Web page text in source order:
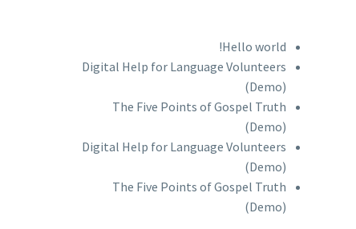
Hello world!
Digital Help for Language Volunteers
(Demo)
The Five Points of Gospel Truth
(Demo)
Digital Help for Language Volunteers
(Demo)
The Five Points of Gospel Truth
(Demo)